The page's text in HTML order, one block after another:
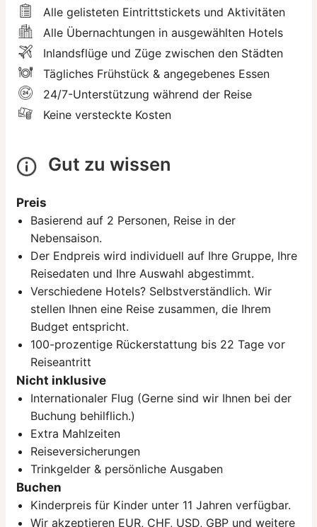
Alle gelisteten Eintrittstickets und Aktivitäten
Alle Übernachtungen in ausgewählten Hotels
Inlandsflüge und Züge zwischen den Städten
Tägliches Frühstück & angegebenes Essen
24/7-Unterstützung während der Reise
Keine versteckte Kosten
Gut zu wissen
Preis
Basierend auf 2 Personen, Reise in der
Nebensaison.
Der Endpreis wird individuell auf Ihre Gruppe, Ihre
Reisedaten und Ihre Auswahl abgestimmt.
Verschiedene Hotels? Selbstverständlich. Wir
stellen Ihnen eine Reise zusammen, die Ihrem
Budget entspricht.
100-prozentige Rückerstattung bis 22 Tage vor
Reiseantritt
Nicht inklusive
Internationaler Flug (Gerne sind wir Ihnen bei der
Buchung behilflich.)
Extra Mahlzeiten
Reiseversicherungen
Trinkgelder & persönliche Ausgaben
Buchen
Kinderpreis für Kinder unter 11 Jahren verfügbar.
Wir akzeptieren EUR, CHF, USD, GBP und weitere